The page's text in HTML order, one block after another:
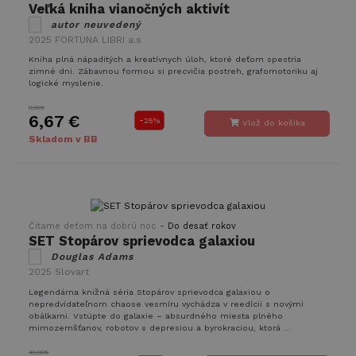
Veľká kniha vianočných aktivít
autor neuvedený
2025 FORTUNA LIBRI a.s
Kniha plná nápaditých a kreatívnych úloh, ktoré deťom spestria
zimné dni. Zábavnou formou si precvičia postreh, grafomotoriku aj
logické myslenie.
8,90€
6,67 €
Skladom v BB
-25% Vlož do košíka
Čítame deťom na dobrú noc - Do desať rokov
SET Stopárov sprievodca galaxiou
Douglas Adams
2025 Slovart
Legendárna knižná séria Stopárov sprievodca galaxiou o
nepredvídateľnom chaose vesmíru vychádza v reedícii s novými
obálkami. Vstúpte do galaxie – absurdného miesta plného
mimozemšťanov, robotov s depresiou a byrokraciou, ktorá ...
49,90€
základné funkcie webovej lokality, ako prihlásenie
používateľa a správa účtu. Webová lokalita sa nedá
správne používať bez nevyhnutne potrebných
Meno
Poskytovateľ /
Uplynutie
PHP.net
www.takinak.sk
Cookies
relácie
Cookie
aplikáciami
Google Privacy Policy